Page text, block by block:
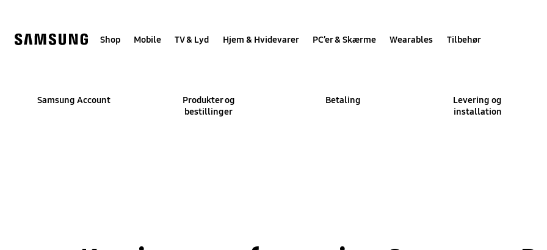
Shop Mobile TV & Lyd Hjem & Hvidevarer PC’er & Skærme Wearables Tilbehør
Samsung Account
Produkter og
bestillinger
Betaling
Levering og
installation